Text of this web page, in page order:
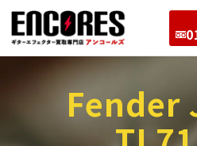
Fender